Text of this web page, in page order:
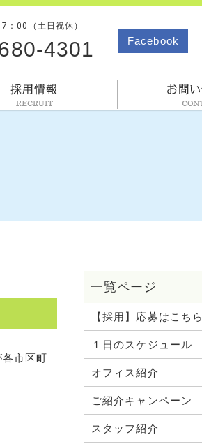
：00（土日祝休）
4301 Facebook
市区町
【採用】応募はこちら
１日のスケジュール
オフィス紹介
ご紹介キャンペーン
スタッフ紹介